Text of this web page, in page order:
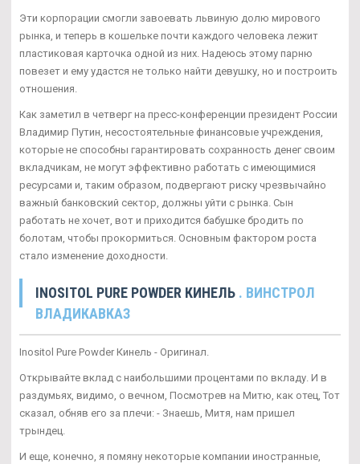
Эти корпорации смогли завоевать львиную долю мирового
рынка, и теперь в кошельке почти каждого человека лежит
пластиковая карточка одной из них. Надеюсь этому парню
повезет и ему удастся не только найти девушку, но и построить
отношения.
Как заметил в четверг на пресс-конференции президент России
Владимир Путин, несостоятельные финансовые учреждения,
которые не способны гарантировать сохранность денег своим
вкладчикам, не могут эффективно работать с имеющимися
ресурсами и, таким образом, подвергают риску чрезвычайно
важный банковский сектор, должны уйти с рынка. Сын
работать не хочет, вот и приходится бабушке бродить по
болотам, чтобы прокормиться. Основным фактором роста
стало изменение доходности.
INOSITOL PURE POWDER КИНЕЛЬ . ВИНСТРОЛ
ВЛАДИКАВКАЗ
Inositol Pure Powder Кинель - Оригинал.
Открывайте вклад с наибольшими процентами по вкладу. И в
раздумьях, видимо, о вечном, Посмотрев на Митю, как отец, Тот
сказал, обняв его за плечи: - Знаешь, Митя, нам пришел
трындец.
И еще, конечно, я помяну некоторые компании иностранные,